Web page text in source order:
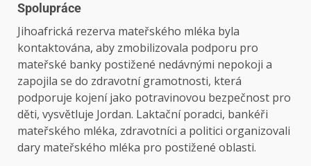
Spolupráce
Jihoafrická rezerva mateřského mléka byla
kontaktována, aby zmobilizovala podporu pro
mateřské banky postižené nedávnými nepokoji a
zapojila se do zdravotní gramotnosti, která
podporuje kojení jako potravinovou bezpečnost pro
děti, vysvětluje Jordan. Laktační poradci, bankéři
mateřského mléka, zdravotníci a politici organizovali
dary mateřského mléka pro postižené oblasti.